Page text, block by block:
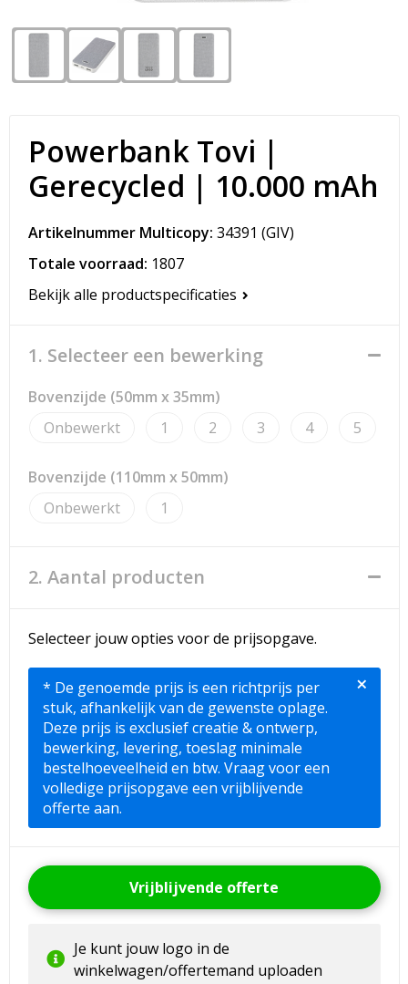
Spellen voor binnen en buiten
Veiligheid, Auto en Fiets
Vrije tijd en Strand
Opvouwbare tassen
Promotietassen
Reistassen
Rugzakken
Sporttassen
Strandtassen
Waterbestendige tassen
Duffeltassen
Autotassen
Goodiebags
Aktetassen
Trolleys
Powerbank Tovi |
Gerecycled | 10.000 mAh
Artikelnummer Multicopy: 34391 (GIV)
Totale voorraad: 1807
Bekijk alle productspecificaties
1. Selecteer een bewerking
Bovenzijde (50mm x 35mm)
Onbewerkt
1 2 3 4 5
Bovenzijde (110mm x 50mm)
Onbewerkt
1
2. Aantal producten
Selecteer jouw opties voor de prijsopgave.
* De genoemde prijs is een richtprijs per
stuk, afhankelijk van de gewenste oplage.
Deze prijs is exclusief creatie & ontwerp,
bewerking, levering, toeslag minimale
bestelhoeveelheid en btw. Vraag voor een
volledige prijsopgave een vrijblijvende
offerte aan.
×
Vrijblijvende offerte
Je kunt jouw logo in de
winkelwagen/offertemand uploaden